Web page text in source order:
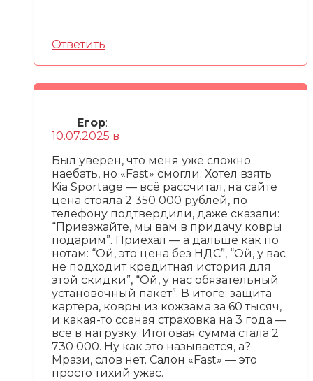
Ответить
Егор:
10.07.2025 в
Был уверен, что меня уже сложно
наебать, но «Fast» смогли. Хотел взять
Kia Sportage — всё рассчитал, на сайте
цена стояла 2 350 000 рублей, по
телефону подтвердили, даже сказали:
“Приезжайте, мы вам в придачу ковры
подарим”. Приехал — а дальше как по
нотам: “Ой, это цена без НДС”, “Ой, у вас
не подходит кредитная история для
этой скидки”, “Ой, у нас обязательный
установочный пакет”. В итоге: защита
картера, ковры из кожзама за 60 тысяч,
и какая-то ссаная страховка на 3 года —
всё в нагрузку. Итоговая сумма стала 2
730 000. Ну как это называется, а?
Мрази, слов нет. Салон «Fast» — это
просто тихий ужас.